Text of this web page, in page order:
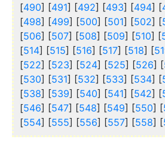
[490] [491] [492] [493] [494] [
[498] [499] [500] [501] [502] [
[506] [507] [508] [509] [510] [
[514] [515] [516] [517] [518] [
[522] [523] [524] [525] [526] [
[530] [531] [532] [533] [534] [
[538] [539] [540] [541] [542] [
[546] [547] [548] [549] [550] [
[554] [555] [556] [557] [558] [